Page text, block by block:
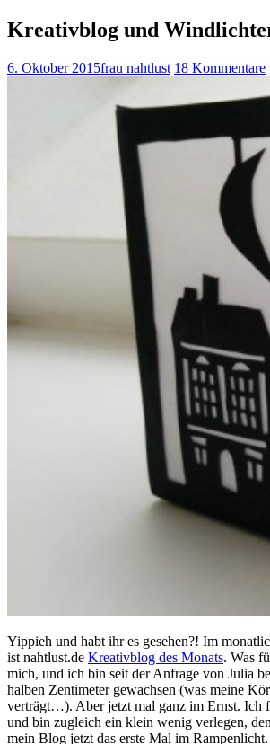
Kreativblog und
6. Oktober 2015frau nahtlust 18 Kommentare
Yippieh und habt ihr es gesehen?! Im
ist nahtlust.de Kreativblog des Monats. Was
mich, und ich bin seit der Anfrage von Julia
halben Zentimeter gewachsen (was meine
verträgt…). Aber jetzt mal ganz im Ernst. Ich
und bin zugleich ein klein wenig verlegen,
mein Blog jetzt das erste Mal im